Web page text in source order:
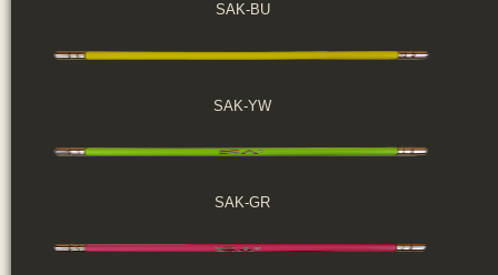
SAK-BU
SAK-YW
SAK-GR